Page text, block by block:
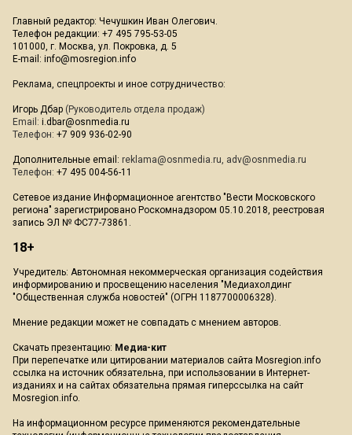
Главный редактор: Чечушкин Иван Олегович.
Телефон редакции: +7 495 795-53-05
101000, г. Москва, ул. Покровка, д. 5
E-mail: info@mosregion.info
Реклама, спецпроекты и иное сотрудничество:
Игорь Дбар (Руководитель отдела продаж)
Email: i.dbar@osnmedia.ru
Телефон: +7 909 936-02-90
Дополнительные email: reklama@osnmedia.ru, adv@osnmedia.ru
Телефон: +7 495 004-56-11
Сетевое издание Информационное агентство "Вести Московского
региона" зарегистрировано Роскомнадзором 05.10.2018, реестровая
запись ЭЛ № ФС77-73861.
18+
Учредитель: Автономная некоммерческая организация содействия
информированию и просвещению населения "Медиахолдинг
"Общественная служба новостей" (ОГРН 1187700006328).
Мнение редакции может не совпадать с мнением авторов.
Скачать презентацию: Медиа-кит
При перепечатке или цитировании материалов сайта Mosregion.info
ссылка на источник обязательна, при использовании в Интернет-
изданиях и на сайтах обязательна прямая гиперссылка на сайт
Mosregion.info.
На информационном ресурсе применяются рекомендательные